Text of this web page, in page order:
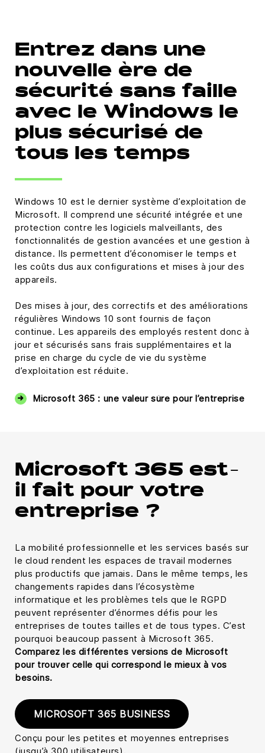
Entrez dans une
nouvelle ère de
sécurité sans faille
avec le Windows le
plus sécurisé de
tous les temps
Windows 10 est le dernier système d’exploitation de
Microsoft. Il comprend une sécurité intégrée et une
protection contre les logiciels malveillants, des
fonctionnalités de gestion avancées et une gestion à
distance. Ils permettent d’économiser le temps et
les coûts dus aux configurations et mises à jour des
appareils.
Des mises à jour, des correctifs et des améliorations
régulières Windows 10 sont fournis de façon
continue. Les appareils des employés restent donc à
jour et sécurisés sans frais supplémentaires et la
prise en charge du cycle de vie du système
d’exploitation est réduite.
Microsoft 365 : une valeur sûre pour l’entreprise
Microsoft 365 est-
il fait pour votre
entreprise ?
La mobilité professionnelle et les services basés sur
le cloud rendent les espaces de travail modernes
plus productifs que jamais. Dans le même temps, les
changements rapides dans l’écosystème
informatique et les problèmes tels que le RGPD
peuvent représenter d’énormes défis pour les
entreprises de toutes tailles et de tous types. C’est
pourquoi beaucoup passent à Microsoft 365.
Comparez les différentes versions de Microsoft
pour trouver celle qui correspond le mieux à vos
besoins.
MICROSOFT 365 BUSINESS
Conçu pour les petites et moyennes entreprises